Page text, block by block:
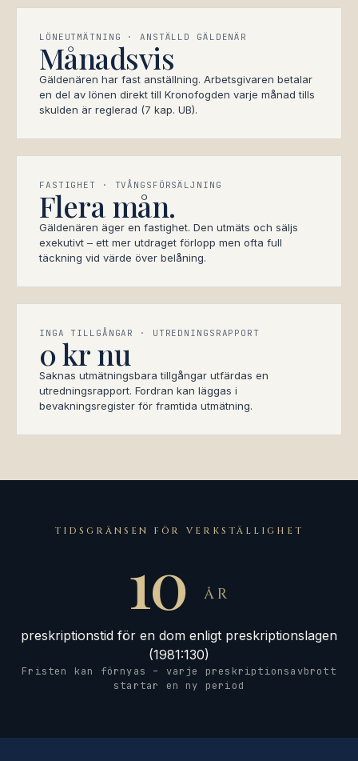
LÖNEUTMÄTNING · ANSTÄLLD GÄLDENÄR
Månadsvis
Gäldenären har fast anställning. Arbetsgivaren betalar
en del av lönen direkt till Kronofogden varje månad tills
skulden är reglerad (7 kap. UB).
FASTIGHET · TVÅNGSFÖRSÄLJNING
Flera mån.
Gäldenären äger en fastighet. Den utmäts och säljs
exekutivt – ett mer utdraget förlopp men ofta full
täckning vid värde över belåning.
INGA TILLGÅNGAR · UTREDNINGSRAPPORT
0 kr nu
Saknas utmätningsbara tillgångar utfärdas en
utredningsrapport. Fordran kan läggas i
bevakningsregister för framtida utmätning.
TIDSGRÄNSEN FÖR VERKSTÄLLIGHET
10 ÅR
preskriptionstid för en dom enligt preskriptionslagen
(1981:130)
Fristen kan förnyas – varje preskriptionsavbrott
startar en ny period